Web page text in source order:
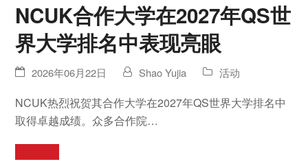
NCUK合作大学在2027年QS世
界大学排名中表现亮眼
2026年06月22日 Shao Yujia 活动
NCUK热烈祝贺其合作大学在2027年QS世界大学排名中
取得卓越成绩。众多合作院…